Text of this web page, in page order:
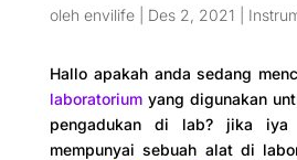
oleh envilife| Des 2, 2021
Hallo apakah anda sedang
laboratoriumyang digunakan
pengadukan di lab? jika iya
mempunyai sebuah alat di